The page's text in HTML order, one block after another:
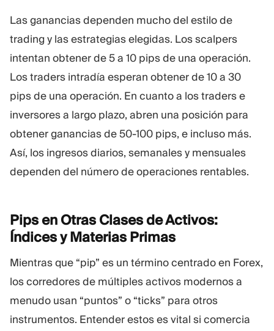
Las ganancias dependen mucho del estilo de
trading y las estrategias elegidas. Los scalpers
intentan obtener de 5 a 10 pips de una operación.
Los traders intradía esperan obtener de 10 a 30
pips de una operación. En cuanto a los traders e
inversores a largo plazo, abren una posición para
obtener ganancias de 50-100 pips, e incluso más.
Así, los ingresos diarios, semanales y mensuales
dependen del número de operaciones rentables.
Pips en Otras Clases de Activos:
Índices y Materias Primas
Mientras que “pip” es un término centrado en Forex,
los corredores de múltiples activos modernos a
menudo usan “puntos” o “ticks” para otros
instrumentos. Entender estos es vital si comercia